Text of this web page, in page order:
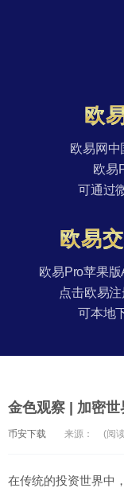
欧
欧易网中
欧易
可通过
欧易
欧易Pro苹果
点击欧易
可本地
金色观察 | 加密
币安下载 来源： (阅
在传统的投资世界中